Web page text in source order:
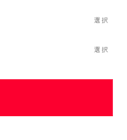
選択
選択